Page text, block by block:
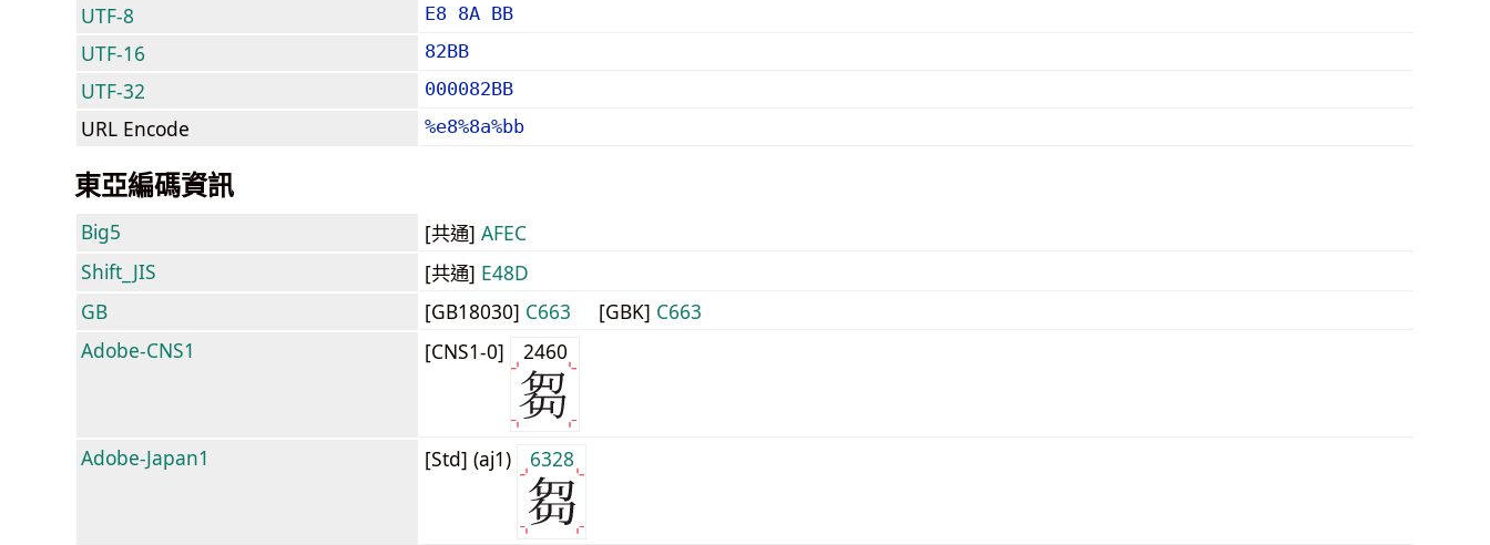
UTF-8 E8 8A BB
UTF-16 82BB
UTF-32 000082BB
URL Encode %e8%8a%bb
東亞編碼資訊
Big5 [共通] AFEC
Shift_JIS
[共通] E48D
GB
[GB18030] C663 [GBK] C663
Adobe-CNS1
[CNS1-0] 2460
Adobe-Japan1 [Std] (aj1) 6328